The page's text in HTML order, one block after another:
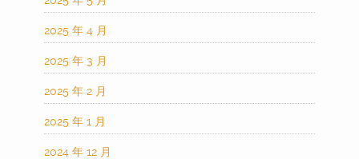
2025 年 4 月
2025 年 3 月
2025 年 2 月
2025 年 1 月
2024 年 12 月